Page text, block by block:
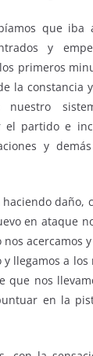
que
y
primeros
la constancia
nuestro
el partido e
y
daño,
en ataque
acercamos
llegamos a los
que nos
en la